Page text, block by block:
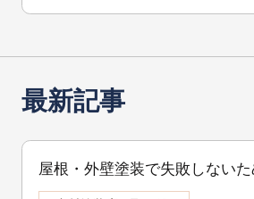
最新記事
屋根・外壁塗装で失敗しない
会 茅野市・下諏訪町で無